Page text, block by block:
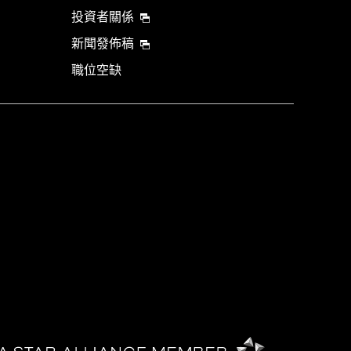
投資者關係
新聞發佈稿
職位空缺